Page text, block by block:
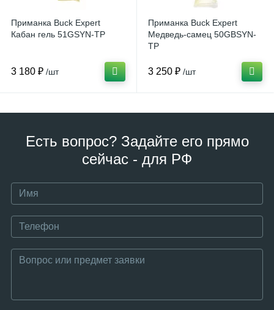
Приманка Buck Expert
Кабан гель 51GSYN-TP
3 180 ₽ /шт
Приманка Buck Expert
Медведь-самец 50GBSYN-
TP
3 250 ₽ /шт
Есть вопрос? Задайте его прямо
сейчас - для РФ